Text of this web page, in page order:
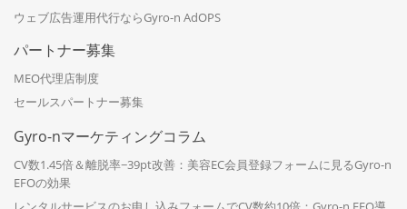
ウェブ広告運用代行ならGyro-n AdOPS
パートナー募集
MEO代理店制度
セールスパートナー募集
Gyro-nマーケティングコラム
CV数1.45倍＆離脱率−39pt改善：美容EC会員登録フォームに見るGyro-n
EFOの効果